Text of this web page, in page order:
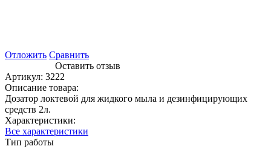
Отложить Сравнить
Оставить отзыв
Артикул: 3222
Описание товара:
Дозатор локтевой для жидкого мыла и дезинфицирующих
средств 2л.
Характеристики:
Все характеристики
Тип работы